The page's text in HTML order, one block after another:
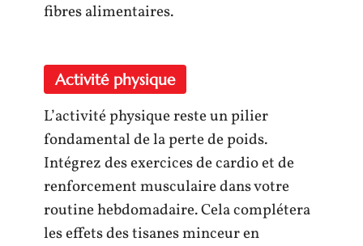
fibres alimentaires.
Activité physique
L’activité physique reste un pilier
fondamental de la perte de poids.
Intégrez des exercices de cardio et de
renforcement musculaire dans votre
routine hebdomadaire. Cela complétera
les effets des tisanes minceur en